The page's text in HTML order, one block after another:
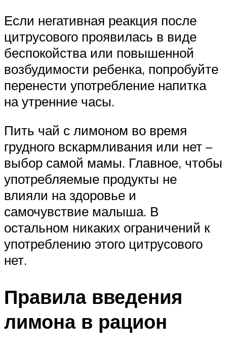
Если негативная реакция после
цитрусового проявилась в виде
беспокойства или повышенной
возбудимости ребенка, попробуйте
перенести употребление напитка
на утренние часы.
Пить чай с лимоном во время
грудного вскармливания или нет –
выбор самой мамы. Главное, чтобы
употребляемые продукты не
влияли на здоровье и
самочувствие малыша. В
остальном никаких ограничений к
употреблению этого цитрусового
нет.
Правила введения
лимона в рацион